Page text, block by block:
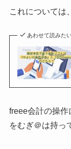
これについては
あわせて読みた
freee会計の操
をむぎ＠は持っ